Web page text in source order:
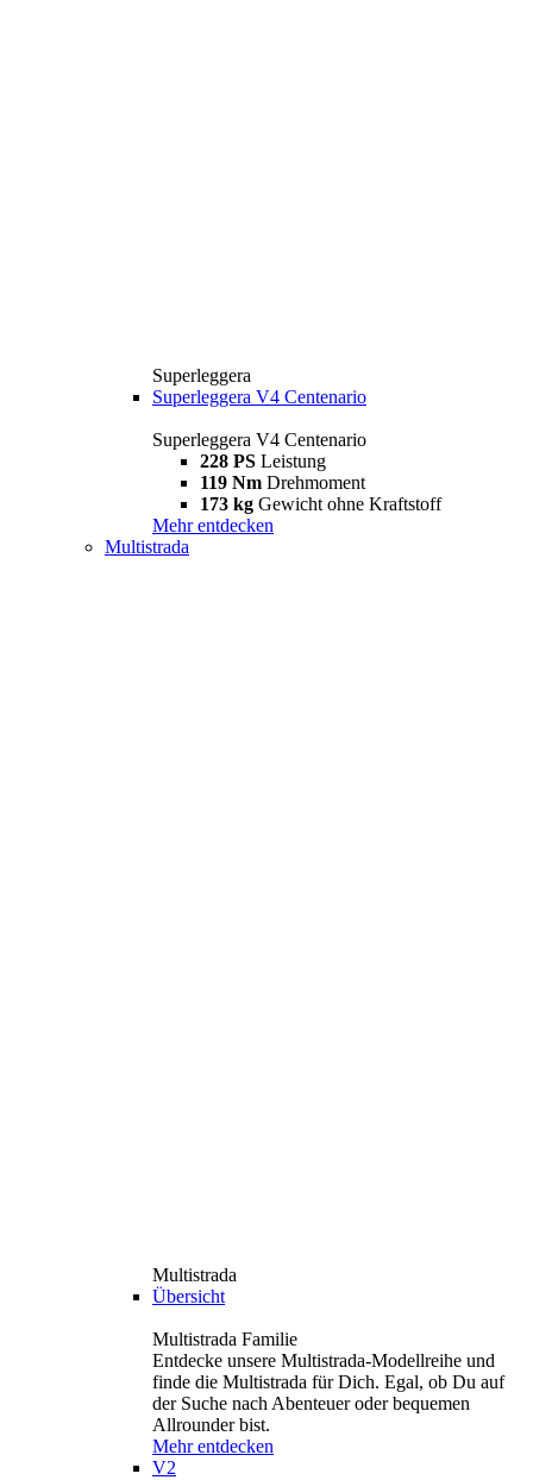
Superleggera
Superleggera V4 Centenario
Superleggera V4 Centenario
228 PS Leistung
119 Nm Drehmoment
173 kg Gewicht ohne Kraftstoff
Mehr entdecken
Multistrada
Multistrada
Übersicht
Multistrada Familie
Entdecke unsere Multistrada-Modellreihe und
finde die Multistrada für Dich. Egal, ob Du auf
der Suche nach Abenteuer oder bequemen
Allrounder bist.
Mehr entdecken
V2